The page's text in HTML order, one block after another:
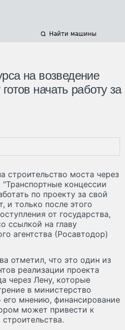
Найти машины
на возведение
начать работу за
строительство моста через
концессии
по проекту за свой
и только после этого
от государства,
ссылкой на главу
агентства (Росавтодор)
отметил, что это один из
реализации проекта
через Лену, которые
в министерство
его мнению, финансирование
может привести к